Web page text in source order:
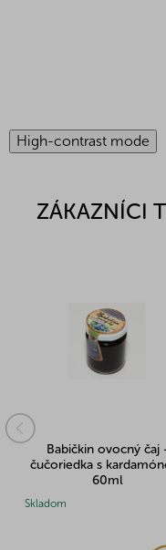
High-contrast mode
ZÁKAZNÍCI
Babičkin ovocný čaj
čučoriedka s
60ml
Skladom